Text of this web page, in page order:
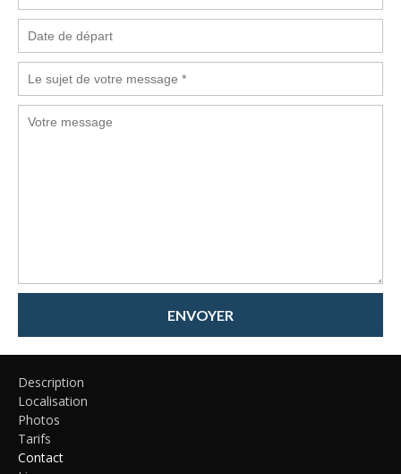
ENVOYER
Description
Localisation
Photos
Tarifs
Contact